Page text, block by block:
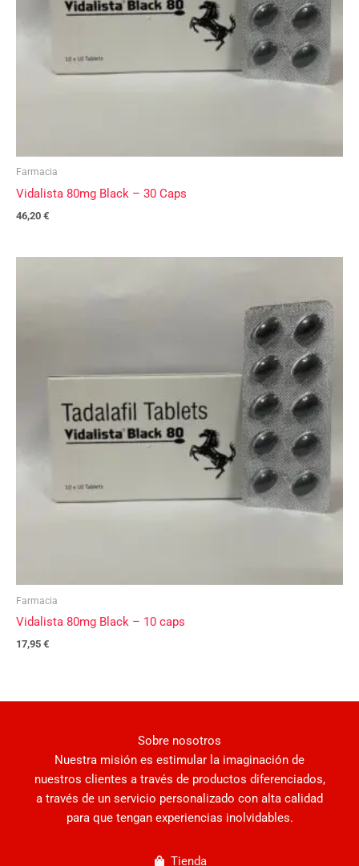
Farmacia
Vidalista 80mg Black – 30 Caps
46,20 €
Farmacia
Vidalista 80mg Black – 10 caps
17,95 €
Sobre nosotros
Nuestra misión es estimular la imaginación de
nuestros clientes a través de productos diferenciados,
a través de un servicio personalizado con alta calidad
para que tengan experiencias inolvidables.
Tienda